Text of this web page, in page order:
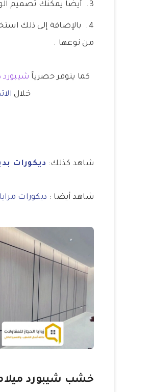
أيضا يمكنك تصميم
بالإضافة إلى ذلك
من نوعها .
كما يتوفر حصرياً شيبورد
خلال
شاهد كذلك: ديكورات
شاهد أيضا : ديكورات مرايا
خشب شيبورد